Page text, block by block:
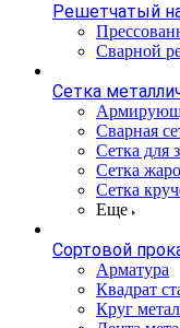
Решетчатый
Сварной
Сетка
Сварная
Сетка для
Сетка
Сетка
Еще
Сортовой
Арматура
Квадрат
Круг